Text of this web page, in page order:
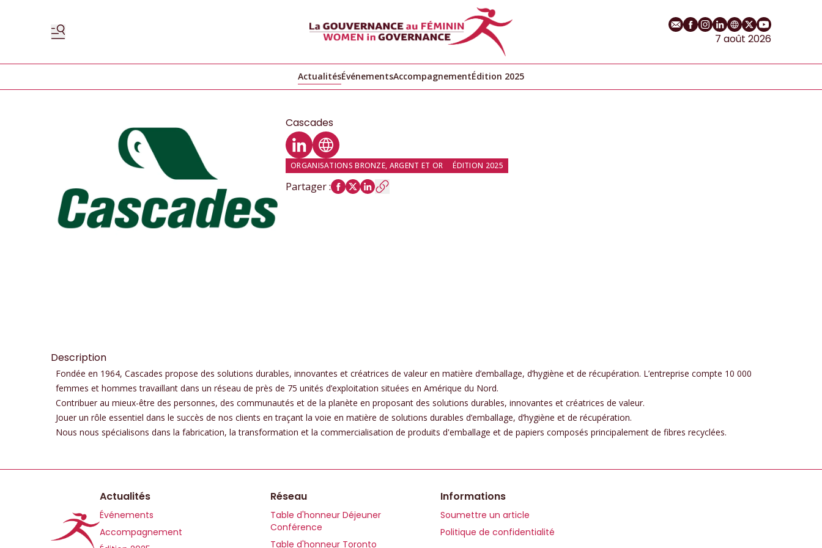
E-mailProfil Facebook
Profil Instagram
Profil LinkedIn
Site web
Profil Twitter
Chaîne
7 août 2026
ActualitésÉvénementsAccompagnementÉdition 2025
Cascades
Profil LinkedIn
Site web
ORGANISATIONS BRONZE, ARGENT ET OR ÉDITION 2025
Partager:
Description
Fondée en 1964, Cascades propose des solutions durables, innovantes et créatrices de valeur en matière d’emballage, d’hygiène et de récupération. L’entreprise compte 10 000
femmes et hommes travaillant dans un réseau de près de 75 unités d’exploitation situées en Amérique du Nord.
Contribuer au mieux-être des personnes, des communautés et de la planète en proposant des solutions durables, innovantes et créatrices de valeur.
Jouer un rôle essentiel dans le succès de nos clients en traçant la voie en matière de solutions durables d’emballage, d’hygiène et de récupération.
Nous nous spécialisons dans la fabrication, la transformation et la commercialisation de produits d'emballage et de papiers composés principalement de fibres recyclées.
Actualités
Événements
Accompagnement
Réseau
Table d'honneur Déjeuner
Conférence
Table d'honneur Toronto
Informations
Soumettre un article
Politique de confidentialité